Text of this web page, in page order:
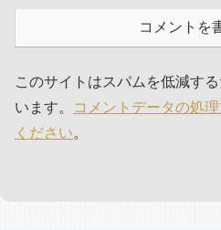
コメントを
このサイトはスパムを低減す
います。
コメントデータの処
ください。